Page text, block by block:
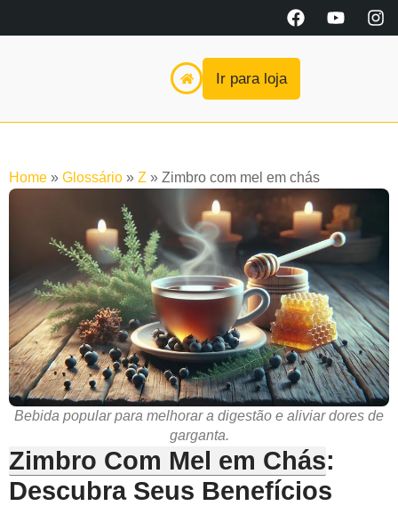
Ir para loja
Home » Glossário » Z » Zimbro com mel em chás
Bebida popular para melhorar a digestão e aliviar dores de
garganta.
Zimbro Com Mel em Chás:
Descubra Seus Benefícios